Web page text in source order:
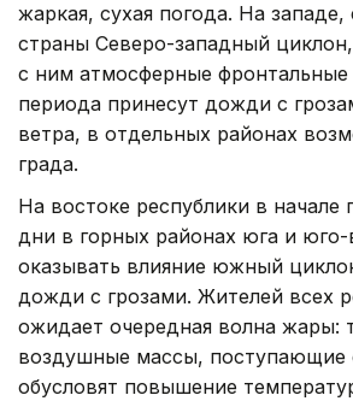
жаркая, сухая погода. На западе,
страны Северо-западный
с ним атмосферные
периода принесут дожди с
ветра, в отдельных районах
града.
На востоке республики в начале
дни в горных районах юга и юго-
оказывать влияние южный
дожди с грозами. Жителей всех
ожидает очередная волна жары:
воздушные массы, поступающие
обусловят повышение